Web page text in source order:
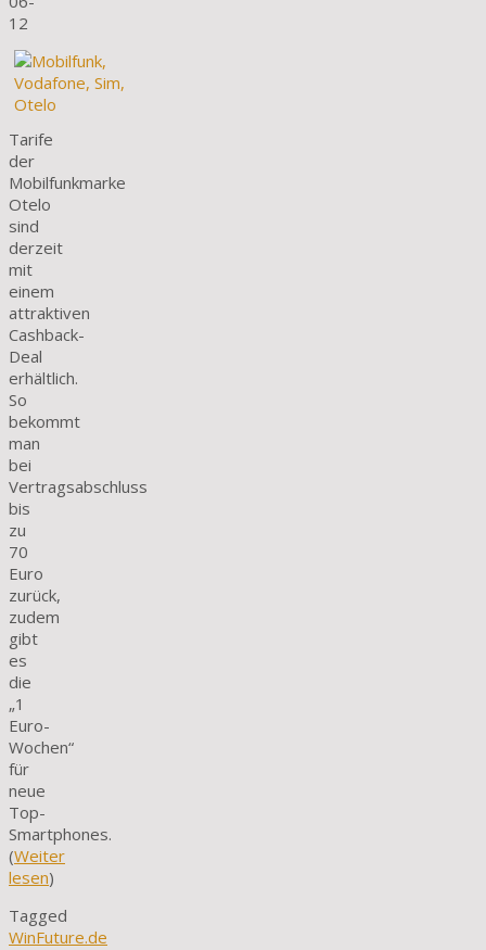
12
Tarife
der
Mobilfunkmarke
Otelo
sind
derzeit
mit
einem
attraktiven
Cashback-
Deal
erhältlich.
So
bekommt
man
bei
Vertragsabschluss
bis
zu
70
Euro
zurück,
zudem
gibt
es
die
„1
Euro-
Wochen“
für
neue
Top-
Smartphones.
(Weiter
lesen)
Tagged
WinFuture.de